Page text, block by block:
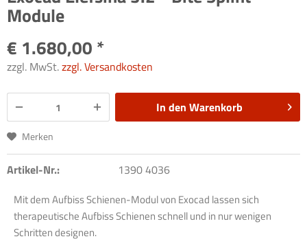
Module
€ 1.680,00 *
zzgl. MwSt.zzgl. Versandkosten
In den Warenkorb
Merken
Artikel-Nr.: 1390 4036
Mit dem Aufbiss Schienen-Modul von Exocad lassen sich
therapeutische Aufbiss Schienen schnell und in nur wenigen
Schritten designen.